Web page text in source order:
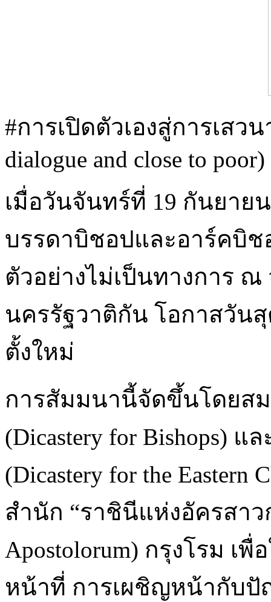
#การเปิดตัวเองสู่การเสว
dialogue and close to poor)
เมื่อวันจันทร์ที่ 19 กันยาย
บรรดาบิชอปและอาร์คบิช
ตัวอย่างไม่เป็นทางการ ณ
นครรัฐวาติกัน โอกาสวัน
ตั้งใหม่
การสัมมนานี้จัดขึ้นโดยส
(Dicastery for Bishops)
(Dicastery for the
สำนัก “ราชินีแห่งอัครสาวก
Apostolorum) กรุงโรม
หน้าที่ การเผชิญหน้ากับปั